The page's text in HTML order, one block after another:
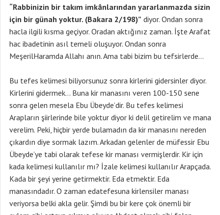
“Rabbinizin bir takım imkânlarından yararlanmazda sizin
için bir günah yoktur. (Bakara 2/198)” diyor. Ondan sonra
hacla ilgili kısma geçiyor. Oradan aktığınız zaman. İşte Arafat
hac ibadetinin asıl temeli oluşuyor. Ondan sonra
MeşerilHaramda Allahı anın. Ama tabi bizim bu tefsirlerde…
Bu tefes kelimesi biliyorsunuz sonra kirlerini gidersinler diyor.
Kirlerini gidermek… Buna kir manasını veren 100-150 sene
sonra gelen mesela Ebu Übeyde’dir. Bu tefes kelimesi
Arapların şiirlerinde bile yoktur diyor ki delil getirelim ve mana
verelim. Peki, hiçbir yerde bulamadın da kir manasını nereden
çıkardın diye sormak lazım. Arkadan gelenler de müfessir Ebu
Übeyde’ye tabi olarak tefese kir manası vermişlerdir. Kir için
kada kelimesi kullanılır mı? İzale kelimesi kullanılır Arapçada.
Kada bir şeyi yerine getirmektir. Eda etmektir. Eda
manasındadır. O zaman edatefesuna kirlensiler manası
veriyorsa belki akla gelir. Şimdi bu bir kere çok önemli bir